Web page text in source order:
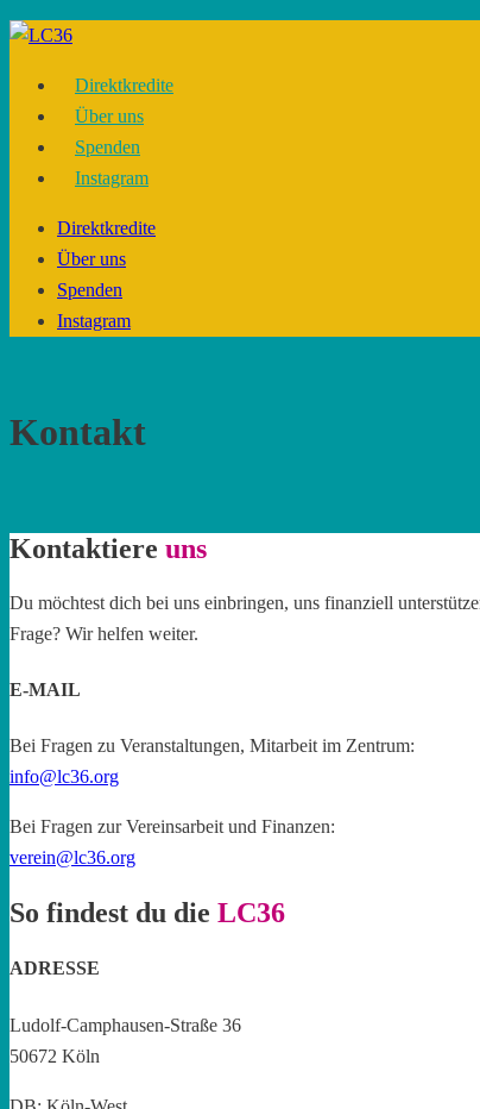
Skip
content
Direktkredite
Über uns
Spenden
Instagram
Direktkredite
Über uns
Spenden
Instagram
Kontakt
Kontaktiere uns
Du möchtest dich bei uns einbringen, uns finanziell
Frage? Wir helfen weiter.
E-MAIL
Bei Fragen zu Veranstaltungen, Mitarbeit im Zentrum:
info@lc36.org
Bei Fragen zur Vereinsarbeit und Finanzen:
verein@lc36.org
So findest du die LC36
ADRESSE
Ludolf-Camphausen-Straße 36
50672 Köln